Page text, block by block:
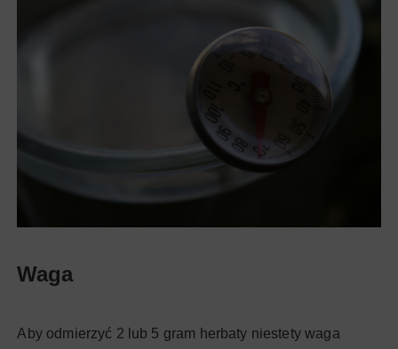
Waga
Aby odmierzyć 2 lub 5 gram herbaty niestety waga